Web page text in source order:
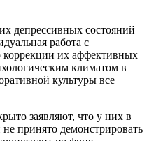
депрессивных состояний
работа с
коррекции их аффективных
климатом в
культуры все
заявляют, что у них в
принято демонстрировать